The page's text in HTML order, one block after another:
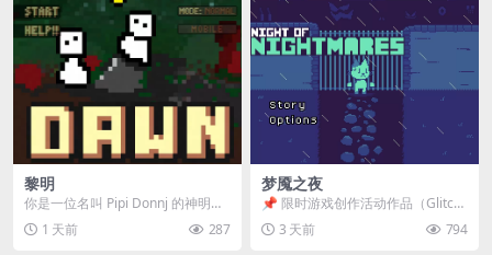
黎明
你是一位名叫 Pipi Donnj 的神明。
你的任务是保护一群白色小人。 点
击...1 天前 287
梦魇之夜
📌 限时游戏创作活动作品（Glitch
Game Jam） 📖 故事背景 怪物四...
3 天前 794